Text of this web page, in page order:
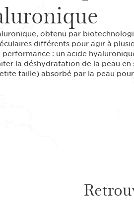
obtenu par
différents pour agir à
: un acide
la déshydratation de la peau en
taille) absorbé par la peau